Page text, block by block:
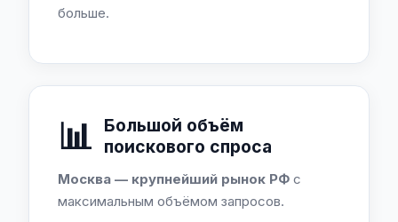
больше.
📊
Большой объём
поискового спроса
Москва — крупнейший рынок РФ с
максимальным объёмом запросов.